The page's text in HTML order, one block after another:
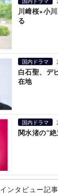
川﨑桜×小
る
国内ドラマ
白石聖、デ
在地
国内ドラマ
関水渚の“
インタビュー記